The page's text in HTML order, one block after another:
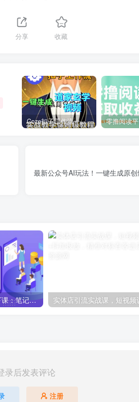
分享 收藏
Coze扣子工作流一键生成道家玄学短视频，实战保姆级教程
最新公众号AI玩法！一键生成原
小红书最新打法线下课：笔记生产+评论运营，打造标准化流量增长引擎
录后发表评论
注册